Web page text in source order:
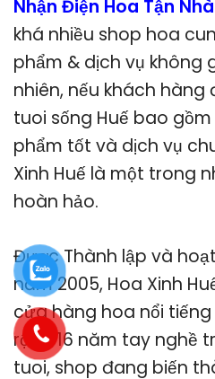
Nhận Điện Hoa Tận Nhà
khá nhiều shop hoa
phẩm & dịch vụ không
nhiên, nếu khách hàng
tuoi sống Huế bao
phẩm tốt và dịch vụ
Xinh Huế là một trong
hoàn hảo.
Được Thành lập và
năm 2005, Hoa Xinh
cửa hàng hoa nổi tiếng
rộng 16 năm tay nghề
tuoi, shop đang biến